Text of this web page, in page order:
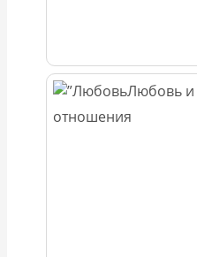
Любовь и
отношения